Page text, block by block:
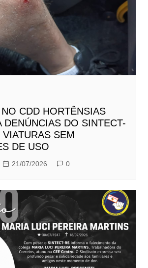
CDD HORTÊNSIAS
DENÚNCIAS DO SINTECT-
SEM
DE USO
21/07/2026 0